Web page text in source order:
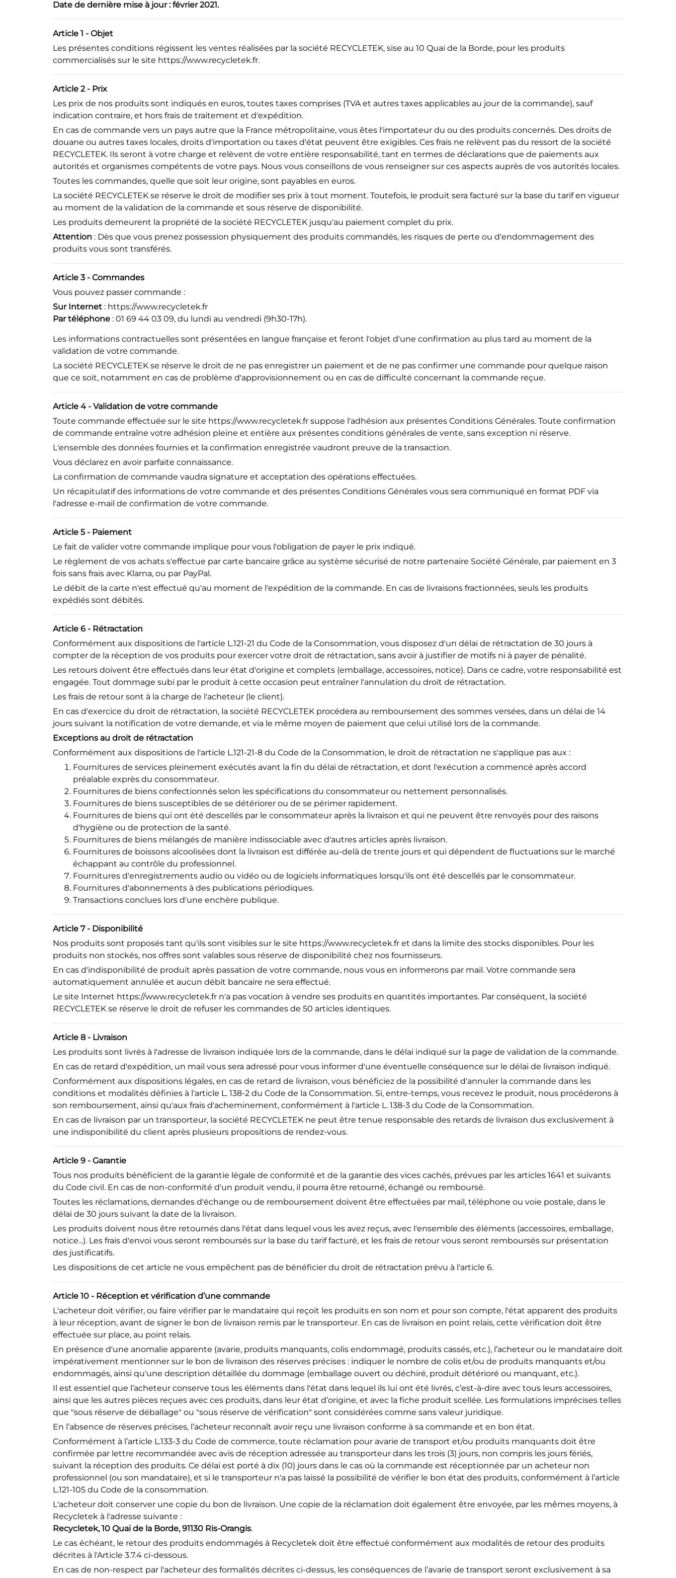
Date de dernière mise à jour : février 2021.
Article 1 - Objet
Les présentes conditions régissent les ventes réalisées par la société RECYCLETEK, sise au 10 Quai de la Borde, pour les produits
commercialisés sur le site https://www.recycletek.fr.
Article 2 - Prix
Les prix de nos produits sont indiqués en euros, toutes taxes comprises (TVA et autres taxes applicables au jour de la commande), sauf
indication contraire, et hors frais de traitement et d'expédition.
En cas de commande vers un pays autre que la France métropolitaine, vous êtes l'importateur du ou des produits concernés. Des droits de
douane ou autres taxes locales, droits d'importation ou taxes d'état peuvent être exigibles. Ces frais ne relèvent pas du ressort de la société
RECYCLETEK. Ils seront à votre charge et relèvent de votre entière responsabilité, tant en termes de déclarations que de paiements aux
autorités et organismes compétents de votre pays. Nous vous conseillons de vous renseigner sur ces aspects auprès de vos autorités locales.
Toutes les commandes, quelle que soit leur origine, sont payables en euros.
La société RECYCLETEK se réserve le droit de modifier ses prix à tout moment. Toutefois, le produit sera facturé sur la base du tarif en vigueur
au moment de la validation de la commande et sous réserve de disponibilité.
Les produits demeurent la propriété de la société RECYCLETEK jusqu'au paiement complet du prix.
Attention : Dès que vous prenez possession physiquement des produits commandés, les risques de perte ou d'endommagement des
produits vous sont transférés.
Article 3 - Commandes
Vous pouvez passer commande :
Sur Internet : https://www.recycletek.fr
Par téléphone : 01 69 44 03 09, du lundi au vendredi (9h30-17h).
Les informations contractuelles sont présentées en langue française et feront l'objet d'une confirmation au plus tard au moment de la
validation de votre commande.
La société RECYCLETEK se réserve le droit de ne pas enregistrer un paiement et de ne pas confirmer une commande pour quelque raison
que ce soit, notamment en cas de problème d'approvisionnement ou en cas de difficulté concernant la commande reçue.
Article 4 - Validation de votre commande
Toute commande effectuée sur le site https://www.recycletek.fr suppose l'adhésion aux présentes Conditions Générales. Toute confirmation
de commande entraîne votre adhésion pleine et entière aux présentes conditions générales de vente, sans exception ni réserve.
L'ensemble des données fournies et la confirmation enregistrée vaudront preuve de la transaction.
Vous déclarez en avoir parfaite connaissance.
La confirmation de commande vaudra signature et acceptation des opérations effectuées.
Un récapitulatif des informations de votre commande et des présentes Conditions Générales vous sera communiqué en format PDF via
l'adresse e-mail de confirmation de votre commande.
Article 5 - Paiement
Le fait de valider votre commande implique pour vous l'obligation de payer le prix indiqué.
Le règlement de vos achats s'effectue par carte bancaire grâce au système sécurisé de notre partenaire Société Générale, par paiement en 3
fois sans frais avec Klarna, ou par PayPal.
Le débit de la carte n'est effectué qu'au moment de l'expédition de la commande. En cas de livraisons fractionnées, seuls les produits
expédiés sont débités.
Article 6 - Rétractation
Conformément aux dispositions de l'article L.121-21 du Code de la Consommation, vous disposez d'un délai de rétractation de 30 jours à
compter de la réception de vos produits pour exercer votre droit de rétractation, sans avoir à justifier de motifs ni à payer de pénalité.
Les retours doivent être effectués dans leur état d'origine et complets (emballage, accessoires, notice). Dans ce cadre, votre responsabilité est
engagée. Tout dommage subi par le produit à cette occasion peut entraîner l'annulation du droit de rétractation.
Les frais de retour sont à la charge de l'acheteur (le client).
En cas d'exercice du droit de rétractation, la société RECYCLETEK procédera au remboursement des sommes versées, dans un délai de 14
jours suivant la notification de votre demande, et via le même moyen de paiement que celui utilisé lors de la commande.
Exceptions au droit de rétractation
Conformément aux dispositions de l'article L.121-21-8 du Code de la Consommation, le droit de rétractation ne s'applique pas aux :
Fournitures de services pleinement exécutés avant la fin du délai de rétractation, et dont l'exécution a commencé après accord
préalable exprès du consommateur.
Fournitures de biens confectionnés selon les spécifications du consommateur ou nettement personnalisés.
Fournitures de biens susceptibles de se détériorer ou de se périmer rapidement.
Fournitures de biens qui ont été descellés par le consommateur après la livraison et qui ne peuvent être renvoyés pour des raisons
d'hygiène ou de protection de la santé.
Fournitures de biens mélangés de manière indissociable avec d'autres articles après livraison.
Fournitures de boissons alcoolisées dont la livraison est différée au-delà de trente jours et qui dépendent de fluctuations sur le marché
échappant au contrôle du professionnel.
Fournitures d'enregistrements audio ou vidéo ou de logiciels informatiques lorsqu'ils ont été descellés par le consommateur.
Fournitures d'abonnements à des publications périodiques.
Transactions conclues lors d'une enchère publique.
Article 7 - Disponibilité
Nos produits sont proposés tant qu'ils sont visibles sur le site https://www.recycletek.fr et dans la limite des stocks disponibles. Pour les
produits non stockés, nos offres sont valables sous réserve de disponibilité chez nos fournisseurs.
En cas d'indisponibilité de produit après passation de votre commande, nous vous en informerons par mail. Votre commande sera
automatiquement annulée et aucun débit bancaire ne sera effectué.
Le site Internet https://www.recycletek.fr n'a pas vocation à vendre ses produits en quantités importantes. Par conséquent, la société
RECYCLETEK se réserve le droit de refuser les commandes de 50 articles identiques.
Article 8 - Livraison
Les produits sont livrés à l'adresse de livraison indiquée lors de la commande, dans le délai indiqué sur la page de validation de la commande.
En cas de retard d'expédition, un mail vous sera adressé pour vous informer d'une éventuelle conséquence sur le délai de livraison indiqué.
Conformément aux dispositions légales, en cas de retard de livraison, vous bénéficiez de la possibilité d'annuler la commande dans les
conditions et modalités définies à l'article L. 138-2 du Code de la Consommation. Si, entre-temps, vous recevez le produit, nous procéderons à
son remboursement, ainsi qu'aux frais d'acheminement, conformément à l'article L. 138-3 du Code de la Consommation.
En cas de livraison par un transporteur, la société RECYCLETEK ne peut être tenue responsable des retards de livraison dus exclusivement à
une indisponibilité du client après plusieurs propositions de rendez-vous.
Article 9 - Garantie
Tous nos produits bénéficient de la garantie légale de conformité et de la garantie des vices cachés, prévues par les articles 1641 et suivants
du Code civil. En cas de non-conformité d'un produit vendu, il pourra être retourné, échangé ou remboursé.
Toutes les réclamations, demandes d'échange ou de remboursement doivent être effectuées par mail, téléphone ou voie postale, dans le
délai de 30 jours suivant la date de la livraison.
Les produits doivent nous être retournés dans l'état dans lequel vous les avez reçus, avec l'ensemble des éléments (accessoires, emballage,
notice...). Les frais d'envoi vous seront remboursés sur la base du tarif facturé, et les frais de retour vous seront remboursés sur présentation
des justificatifs.
Les dispositions de cet article ne vous empêchent pas de bénéficier du droit de rétractation prévu à l'article 6.
Article 10 - Réception et vérification d’une commande
L'acheteur doit vérifier, ou faire vérifier par le mandataire qui reçoit les produits en son nom et pour son compte, l'état apparent des produits
à leur réception, avant de signer le bon de livraison remis par le transporteur. En cas de livraison en point relais, cette vérification doit être
effectuée sur place, au point relais.
En présence d'une anomalie apparente (avarie, produits manquants, colis endommagé, produits cassés, etc.), l’acheteur ou le mandataire doit
impérativement mentionner sur le bon de livraison des réserves précises : indiquer le nombre de colis et/ou de produits manquants et/ou
endommagés, ainsi qu'une description détaillée du dommage (emballage ouvert ou déchiré, produit détérioré ou manquant, etc.).
Il est essentiel que l’acheteur conserve tous les éléments dans l'état dans lequel ils lui ont été livrés, c’est-à-dire avec tous leurs accessoires,
ainsi que les autres pièces reçues avec ces produits, dans leur état d’origine, et avec la fiche produit scellée. Les formulations imprécises telles
que "sous réserve de déballage" ou "sous réserve de vérification" sont considérées comme sans valeur juridique.
En l’absence de réserves précises, l’acheteur reconnaît avoir reçu une livraison conforme à sa commande et en bon état.
Conformément à l’article L.133-3 du Code de commerce, toute réclamation pour avarie de transport et/ou produits manquants doit être
confirmée par lettre recommandée avec avis de réception adressée au transporteur dans les trois (3) jours, non compris les jours fériés,
suivant la réception des produits. Ce délai est porté à dix (10) jours dans le cas où la commande est réceptionnée par un acheteur non
professionnel (ou son mandataire), et si le transporteur n'a pas laissé la possibilité de vérifier le bon état des produits, conformément à l’article
L.121-105 du Code de la consommation.
L'acheteur doit conserver une copie du bon de livraison. Une copie de la réclamation doit également être envoyée, par les mêmes moyens, à
Recycletek à l'adresse suivante :
Recycletek, 10 Quai de la Borde, 91130 Ris-Orangis.
Le cas échéant, le retour des produits endommagés à Recycletek doit être effectué conformément aux modalités de retour des produits
décrites à l'Article 3.7.4 ci-dessous.
En cas de non-respect par l'acheteur des formalités décrites ci-dessus, les conséquences de l’avarie de transport seront exclusivement à sa